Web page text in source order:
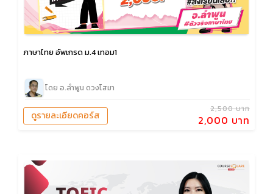
ภาษาไทย อัพเกรด ม.4 เทอม1
โดย อ.ลำพูน ดวงโสมา
2,500 บาท
2,000 บาท
ดูรายละเอียดคอร์ส